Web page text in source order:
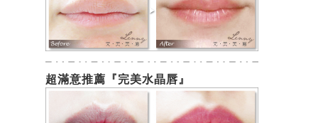
超滿意推薦『完美水晶唇』